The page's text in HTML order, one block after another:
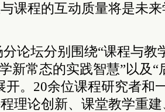
课程的互动质量将是未
论坛分别围绕“课程与教
新常态的实践智慧”以及
开。20余位课程研究者和
理论创新、课堂教学重